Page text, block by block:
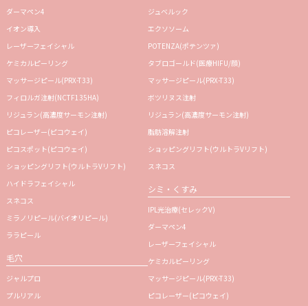
ダーマペン4
イオン導入
レーザーフェイシャル
ケミカルピーリング
マッサージピール(PRX-T33)
フィロルガ注射(NCTF135HA)
リジュラン(高濃度サーモン注射)
ピコレーザー(ピコウェイ)
ピコスポット(ピコウェイ)
ショッピングリフト(ウルトラVリフト)
ハイドラフェイシャル
スネコス
ミラノリピール(バイオリピール)
ララピール
毛穴
ジャルプロ
プルリアル
ジュベルック
エクソソーム
POTENZA(ポテンツァ)
タブロゴールド(医療HIFU/顔)
マッサージピール(PRX-T33)
ボツリヌス注射
リジュラン(高濃度サーモン注射)
脂肪溶解注射
ショッピングリフト(ウルトラVリフト)
スネコス
シミ・くすみ
IPL光治療(セレックV)
ダーマペン4
レーザーフェイシャル
ケミカルピーリング
マッサージピール(PRX-T33)
ピコレーザー(ピコウェイ)